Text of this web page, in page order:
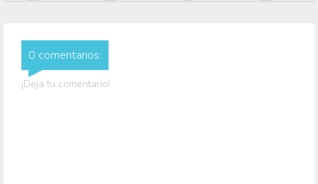
0 comentarios:
¡Deja tu comentario!